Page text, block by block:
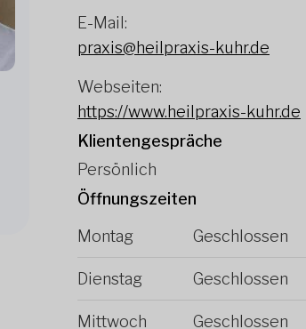
E-Mail:
praxis@heilpraxis-kuhr.de
Webseiten:
https://www.heilpraxis-kuhr.de
Klientengespräche
Persönlich
Öffnungszeiten
Montag
Geschlossen
Dienstag Geschlossen
Mittwoch Geschlossen